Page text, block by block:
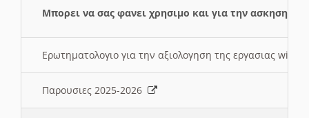
Μπορει να σας φανει χρησιμο και για την ασκηση
Ερωτηματολογιο για την αξιολογηση της εργασιας wiki
Παρουσιες 2025-2026